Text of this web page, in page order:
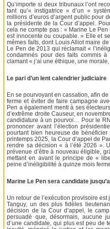
Qu’importe si deux tribunaux l’ont
tant qu’« instigatrice » d’un «
millions d’euros d’argent public pour
la présidente de la Cour d’appel.
cela ne compte pas : « Marine Le
est innocente ou coupable. » Elle et
mêmes faits, dont Louis Alliot maire
Le Pen de 2013 qui réclamait «
condamnés pour des faits commis
clamant « j’ai une éthique, une morale,
Le pari d’un lent calendrier judiciaire
En se pourvoyant en cassation, afin
ferme et éviter de faire campagne
Pen a également menti à ses
d’extrême droite Causeur, en
candidature à un pourvoi… Pour le
prononcer avant l’élection
pourtant bien heureuse de bénéficier
printemps 2025, la Cour d’appel de
rendre sa décision « à l’été 2026 ».
prévenue d’être à nouveau éligible,
mettant en avant le principe de «
peine d’inéligibilité à quinze mois
Marine Le Pen sera candidate
Un retour de l’exécution provisoire
Tanguy, un des plus fidèles
décision de la Cour d’appel, le
persuadé que, désormais, aucune
d’une candidate, qui plus est peu de